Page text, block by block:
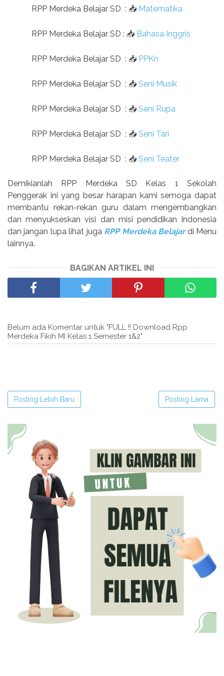
RPP Merdeka Belajar SD : 📥 Matematika
RPP Merdeka Belajar SD : 📥 Bahasa Inggris
RPP Merdeka Belajar SD : 📥 PPKn
RPP Merdeka Belajar SD : 📥 Seni Musik
RPP Merdeka Belajar SD : 📥 Seni Rupa
RPP Merdeka Belajar SD : 📥 Seni Tari
RPP Merdeka Belajar SD : 📥 Seni Teater
Demikianlah RPP Merdeka SD Kelas 1 Sekolah
Penggerak ini yang besar harapan kami semoga dapat
membantu rekan-rekan guru dalam mengembangkan
dan menyukseskan visi dan misi pendidikan Indonesia
dan jangan lupa lihat juga RPP Merdeka Belajar di Menu
lainnya.
BAGIKAN ARTIKEL INI
Belum ada Komentar untuk "FULL !! Download Rpp
Merdeka Fikih MI Kelas 1 Semester 1&2"
Posting Lebih Baru Posting Lama